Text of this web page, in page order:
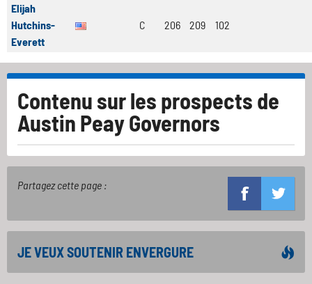
Elijah
Hutchins-
Everett
C 206 209 102
Contenu sur les prospects de
Austin Peay Governors
Partagez cette page :
JE VEUX SOUTENIR ENVERGURE